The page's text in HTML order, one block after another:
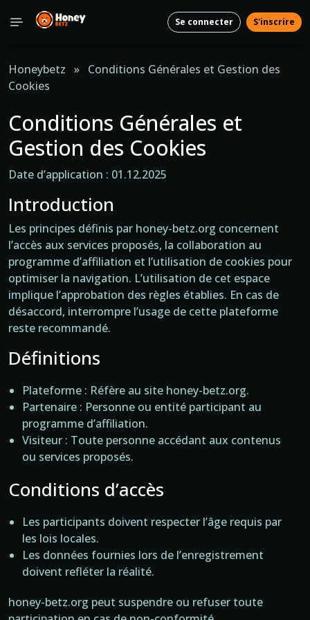
Se connecter S'inscrire
Honeybetz » Conditions Générales et Gestion des
Cookies
Conditions Générales et
Gestion des Cookies
Date d’application : 01.12.2025
Introduction
Les principes définis par honey-betz.org concernent
l’accès aux services proposés, la collaboration au
programme d’affiliation et l’utilisation de cookies pour
optimiser la navigation. L’utilisation de cet espace
implique l’approbation des règles établies. En cas de
désaccord, interrompre l’usage de cette plateforme
reste recommandé.
Définitions
Plateforme : Réfère au site honey-betz.org.
Partenaire : Personne ou entité participant au
programme d’affiliation.
Visiteur : Toute personne accédant aux contenus
ou services proposés.
Conditions d’accès
Les participants doivent respecter l’âge requis par
les lois locales.
Les données fournies lors de l’enregistrement
doivent refléter la réalité.
honey-betz.org peut suspendre ou refuser toute